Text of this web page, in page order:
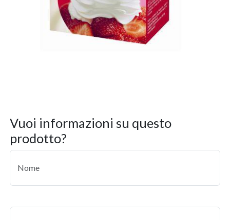
vuoi informazioni su questo
prodotto?